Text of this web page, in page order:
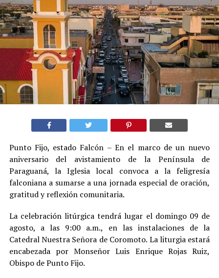
Punto Fijo, estado Falcón – En el marco de un nuevo
aniversario del avistamiento de la Península de
Paraguaná, la Iglesia local convoca a la feligresía
falconiana a sumarse a una jornada especial de oración,
gratitud y reflexión comunitaria.
La celebración litúrgica tendrá lugar el domingo 09 de
agosto, a las 9:00 a.m., en las instalaciones de la
Catedral Nuestra Señora de Coromoto. La liturgia estará
encabezada por Monseñor Luis Enrique Rojas Ruiz,
Obispo de Punto Fijo.